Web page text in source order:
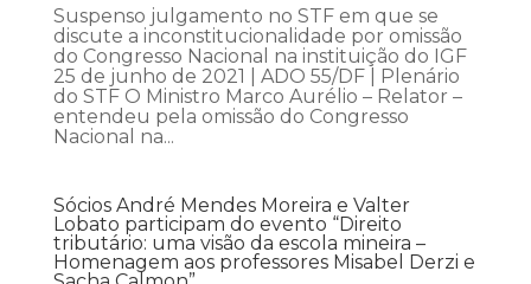
Suspenso julgamento no STF em que se
discute a inconstitucionalidade por omissão
do Congresso Nacional na instituição do IGF
25 de junho de 2021 | ADO 55/DF | Plenário
do STF O Ministro Marco Aurélio – Relator –
entendeu pela omissão do Congresso
Nacional na...
Sócios André Mendes Moreira e Valter
Lobato participam do evento “Direito
tributário: uma visão da escola mineira –
Homenagem aos professores Misabel Derzi e